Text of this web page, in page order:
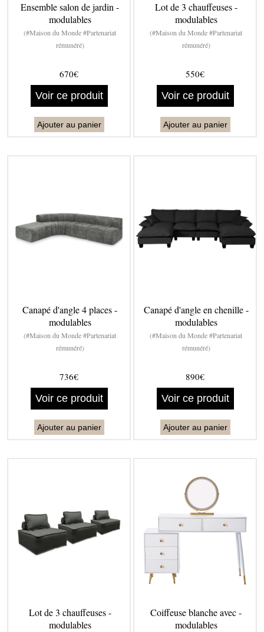
Ensemble salon de jardin -
modulables
(#Maison du Monde #Partenariat
rémunéré)
670€
Voir ce produit
Ajouter au panier
Lot de 3 chauffeuses -
modulables
(#Maison du Monde #Partenariat
rémunéré)
550€
Voir ce produit
Ajouter au panier
Canapé d'angle 4 places -
modulables
(#Maison du Monde #Partenariat
rémunéré)
736€
Voir ce produit
Ajouter au panier
Canapé d'angle en chenille -
modulables
(#Maison du Monde #Partenariat
rémunéré)
890€
Voir ce produit
Ajouter au panier
Lot de 3 chauffeuses -
modulables
Coiffeuse blanche avec -
modulables